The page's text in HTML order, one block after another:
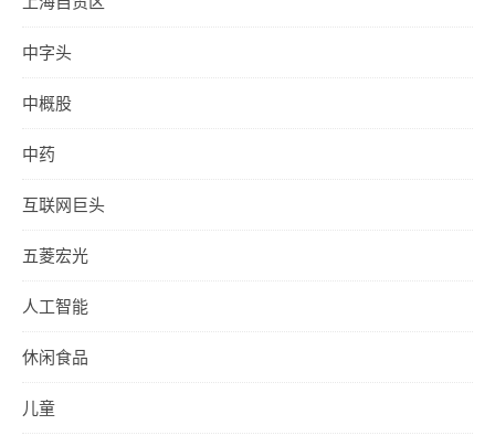
中字头
中概股
中药
互联网巨头
五菱宏光
人工智能
休闲食品
儿童